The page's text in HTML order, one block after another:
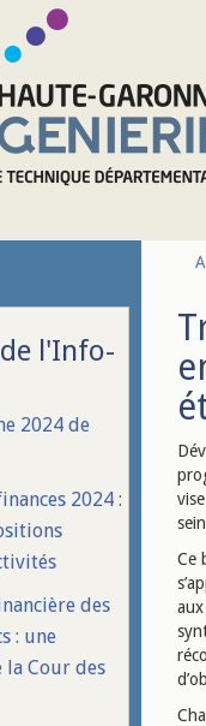
l'Info-
2024 de
2024 :
des
: une
la Cour des
Ce